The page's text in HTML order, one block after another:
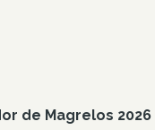
de Magrelos 2026